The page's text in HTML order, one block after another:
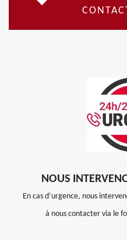
NOUS
En cas d’urgence, nous
à nous contacter via le